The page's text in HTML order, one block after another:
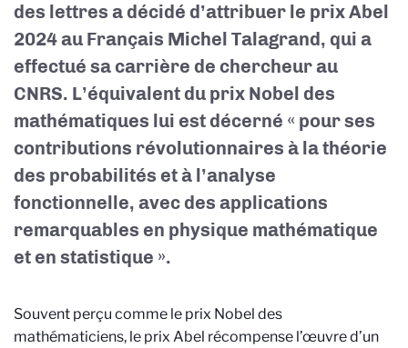
des lettres a décidé d’attribuer le prix Abel
2024 au Français Michel Talagrand, qui a
effectué sa carrière de chercheur au
CNRS. L’équivalent du prix Nobel des
mathématiques lui est décerné « pour ses
contributions révolutionnaires à la théorie
des probabilités et à l’analyse
fonctionnelle, avec des applications
remarquables en physique mathématique
et en statistique ».
Souvent perçu comme le prix Nobel des
mathématiciens, le prix Abel récompense l’œuvre d’un